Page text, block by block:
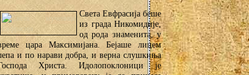
Света Евфрасија беше
из града Никомидије,
од рода знаменита, у
цара Максимијана. Бејаше лицем
и по нарави добра, и верна слушкиња
Христа. Идолопоклоници је